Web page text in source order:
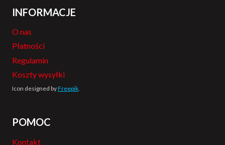
INFORMACJE
O nas
Płatności
Regulamin
Koszty wysyłki
Icon designed byFreepik.
POMOC
Kontakt